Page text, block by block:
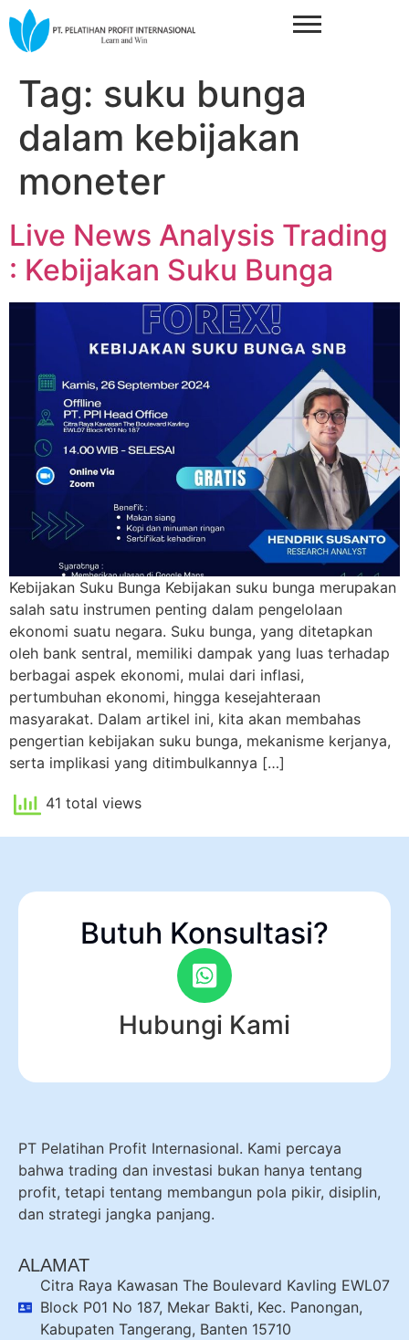
Tag: suku bunga
dalam kebijakan
moneter
Live News Analysis Trading
: Kebijakan Suku Bunga
Kebijakan Suku Bunga Kebijakan suku bunga merupakan
salah satu instrumen penting dalam pengelolaan
ekonomi suatu negara. Suku bunga, yang ditetapkan
oleh bank sentral, memiliki dampak yang luas terhadap
berbagai aspek ekonomi, mulai dari inflasi,
pertumbuhan ekonomi, hingga kesejahteraan
masyarakat. Dalam artikel ini, kita akan membahas
pengertian kebijakan suku bunga, mekanisme kerjanya,
serta implikasi yang ditimbulkannya […]
41 total views
Butuh Konsultasi?
Hubungi Kami
PT Pelatihan Profit Internasional. Kami percaya
bahwa trading dan investasi bukan hanya tentang
profit, tetapi tentang membangun pola pikir, disiplin,
dan strategi jangka panjang.
ALAMAT
Citra Raya Kawasan The Boulevard Kavling EWL07
Block P01 No 187, Mekar Bakti, Kec. Panongan,
Kabupaten Tangerang, Banten 15710